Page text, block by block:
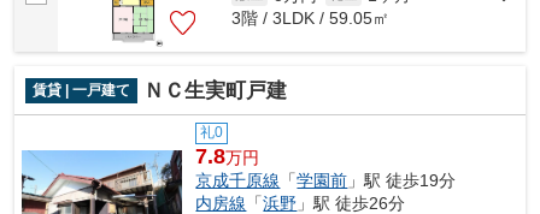
3階 / 3LDK / 59.05㎡
賃貸 | 一戸建て ＮＣ生実町戸建
礼0
7.8万円
京成千原線 「学園前 」駅 徒歩19分
内房線 「浜野 」駅 徒歩26分